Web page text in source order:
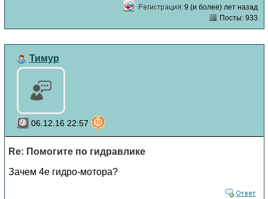
9 (и более) лет назад
Посты: 933
Тимур
06.12.16 22:57
Re: Помогите по гидравлике
Зачем 4е гидро-мотора?